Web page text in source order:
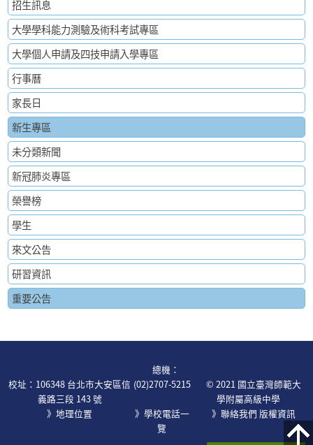
招生訊息
大學學科能力測驗及術科考試專區
大學個人申請及四技申請入學專區
行事曆
家長日
新生專區
未分類新聞
新冠肺炎專區
榮譽榜
學生
來文公告
研習資訊
重要公告
校址：106348 台北市大安區信
義路三段 143 號
》地理位置
總機：
(02)2707-5215
》學校電話一
覽
© 2021 國立臺灣師範大
學附屬高級中學
》聯絡我們 版權資訊